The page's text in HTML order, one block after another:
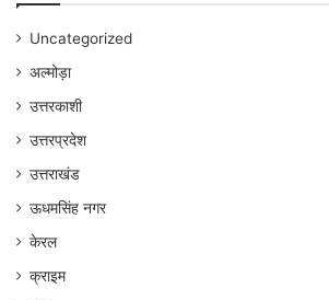
Uncategorized
अल्मोड़ा
उत्तरकाशी
उत्तरप्रदेश
उत्तराखंड
ऊधमसिंह नगर
केरल
क्राइम